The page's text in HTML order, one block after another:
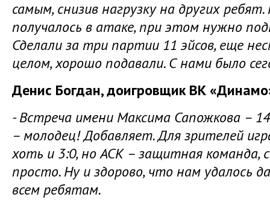
самым, снизив нагрузку на других
получалось в атаке, при этом нужно
Сделали за три партии 11 эйсов, еще
целом, хорошо подавали. С нами было
Денис Богдан, доигровщик ВК
- Встреча имени Максима Сапожкова –
– молодец! Добавляет. Для зрителей
хоть и 3:0, но АСК – защитная команда,
просто. Ну и здорово, что нам удалось
всем ребятам.